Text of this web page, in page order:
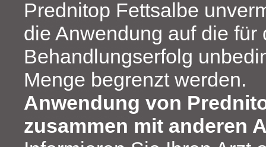
Prednitop Fettsalbe
die Anwendung auf die für
Behandlungserfolg
Menge begrenzt werden.
Anwendung von
zusammen mit anderen